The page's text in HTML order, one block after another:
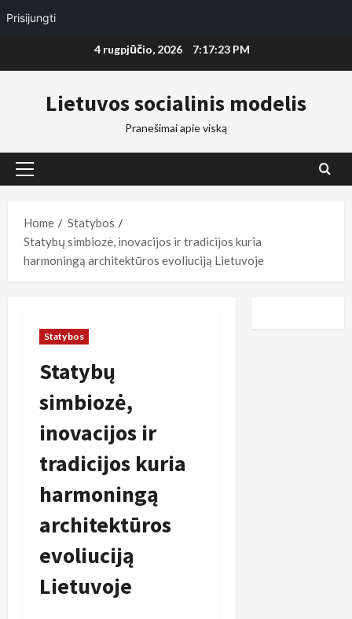
Prisijungti
4 rugpjūčio, 2026 7:17:24 PM
Lietuvos socialinis modelis
Pranešimai apie viską
Primary
Home
Statybos
Statybų simbiozė, inovacijos ir tradicijos kuria
harmoningą architektūros evoliuciją Lietuvoje
Statybos
Statybų
simbiozė,
inovacijos ir
tradicijos kuria
harmoningą
architektūros
evoliuciją
Lietuvoje